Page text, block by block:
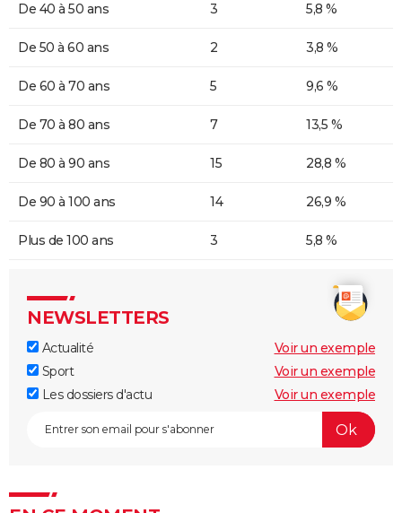
De 40 à 50 ans 3 5,8 %
De 50 à 60 ans 2 3,8 %
De 60 à 70 ans 5 9,6 %
De 70 à 80 ans 7 13,5 %
De 80 à 90 ans 15 28,8 %
De 90 à 100 ans 14 26,9 %
Plus de 100 ans 3 5,8 %
NEWSLETTERS
Actualité
Voir un exemple
Sport
Voir un exemple
Les dossiers d'actu
Voir un exemple